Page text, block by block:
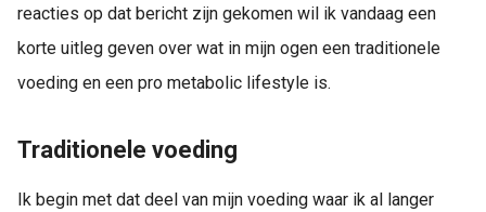
reacties op dat bericht zijn gekomen wil ik vandaag een
korte uitleg geven over wat in mijn ogen een traditionele
voeding en een pro metabolic lifestyle is.
Traditionele voeding
Ik begin met dat deel van mijn voeding waar ik al langer